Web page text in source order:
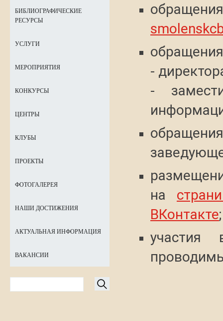
-
-
на
ВКонтакте;
участия
БИБЛИОГРАФИЧЕСКИЕ
РЕСУРСЫ
УСЛУГИ
МЕРОПРИЯТИЯ
КОНКУРСЫ
ЦЕНТРЫ
КЛУБЫ
ПРОЕКТЫ
ФОТОГАЛЕРЕЯ
НАШИ ДОСТИЖЕНИЯ
АКТУАЛЬНАЯ ИНФОРМАЦИЯ
ВАКАНСИИ